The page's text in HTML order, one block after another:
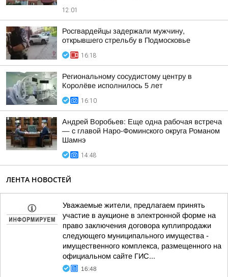
12:01
Росгвардейцы задержали мужчину,
открывшего стрельбу в Подмосковье
16:18
Региональному сосудистому центру в
Королёве исполнилось 5 лет
16:10
Андрей Воробьев: Еще одна рабочая встреча
— с главой Наро-Фоминского округа Романом
Шамнэ
14:48
ЛЕНТА НОВОСТЕЙ
Уважаемые жители, предлагаем принять
участие в аукционе в электронной форме на
право заключения договора куплипродажи
следующего муниципального имущества -
имущественного комплекса, размещенного на
официальном сайте ГИС...
16:48